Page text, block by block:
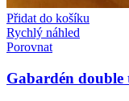
Přidat do košíku
Rychlý náhled
Porovnat
Gabardén double